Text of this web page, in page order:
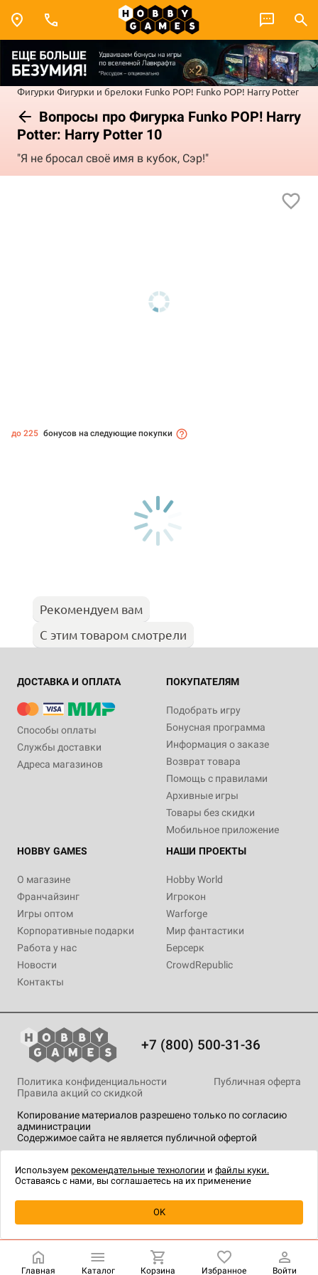
Фигурки Фигурки и брелоки Funko POP! Funko POP! Harry Potter
Вопросы про Фигурка Funko POP! Harry
Potter: Harry Potter 10
"Я не бросал своё имя в кубок, Сэр!"
Уведомить о наличии
до 225 бонусов на следующие покупки
Рекомендуем вам
С этим товаром смотрели
ДОСТАВКА И ОПЛАТА
Способы оплаты
Службы доставки
Адреса магазинов
ПОКУПАТЕЛЯМ
Подобрать игру
Бонусная программа
Информация о заказе
Возврат товара
Помощь с правилами
Архивные игры
Товары без скидки
Мобильное приложение
HOBBY GAMES
О магазине
Франчайзинг
Игры оптом
Корпоративные подарки
Работа у нас
Новости
Контакты
НАШИ ПРОЕКТЫ
Hobby World
Игрокон
Warforge
Мир фантастики
Берсерк
CrowdRepublic
+7 (800) 500-31-36
Копирование материалов разрешено только по согласию
администрации
Содержимое сайта не является публичной офертой
Политика конфиденциальности
Публичная оферта
Правила акций со скидкой
технологии.
Главная Каталог Корзина Избранное Войти
Используем рекомендательные технологии и файлы куки.
Оставаясь с нами, вы соглашаетесь на их применение
OK